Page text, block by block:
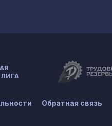
ЛИГА
Обратная связь